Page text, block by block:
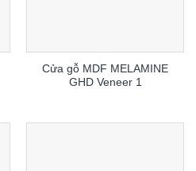
Cửa gỗ MDF MELAMINE
GHD Veneer 1